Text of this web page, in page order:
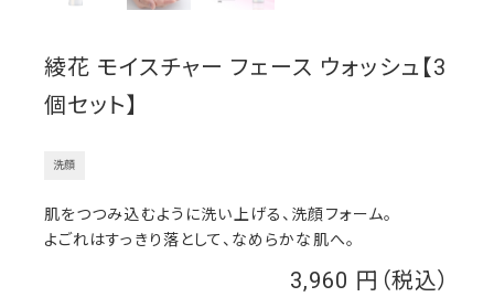
綾花 モイスチャー フェース ウォッシュ【3
個セット】
洗顔
3,960
肌をつつみ込むように洗い上げる、洗顔フォーム。
よごれはすっきり落として、なめらかな肌へ。